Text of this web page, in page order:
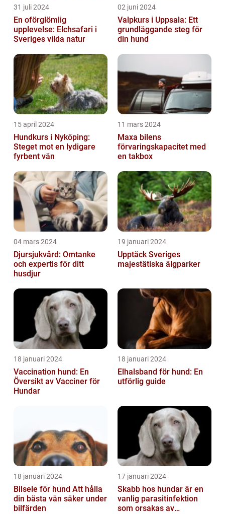
31 juli 2024
En oförglömlig
upplevelse: Elchsafari i
Sveriges vilda natur
02 juni 2024
Valpkurs i Uppsala: Ett
grundläggande steg för
din hund
15 april 2024
Hundkurs i Nyköping:
Steget mot en lydigare
fyrbent vän
11 mars 2024
Maxa bilens
förvaringskapacitet med
en takbox
04 mars 2024
Djursjukvård: Omtanke
och expertis för ditt
husdjur
19 januari 2024
Upptäck Sveriges
majestätiska älgparker
18 januari 2024
Vaccination hund: En
Översikt av Vacciner för
Hundar
18 januari 2024
Elhalsband för hund: En
utförlig guide
18 januari 2024
Bilsele för hund Att hålla
din bästa vän säker under
bilfärden
17 januari 2024
Skabb hos hundar är en
vanlig parasitinfektion
som orsakas av